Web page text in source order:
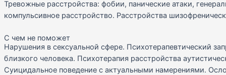
Тревожные расстройства: фобии, панические атаки,
компульсивное расстройство. Расстройства
С чем не поможет
Нарушения в сексуальной сфере. Психотерапевтический
близкого человека. Психотерапия расстройства
Суицидальное поведение с актуальными намерениями.